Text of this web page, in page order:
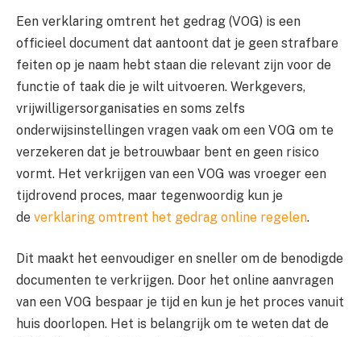
Een verklaring omtrent het gedrag (VOG) is een
officieel document dat aantoont dat je geen strafbare
feiten op je naam hebt staan die relevant zijn voor de
functie of taak die je wilt uitvoeren. Werkgevers,
vrijwilligersorganisaties en soms zelfs
onderwijsinstellingen vragen vaak om een VOG om te
verzekeren dat je betrouwbaar bent en geen risico
vormt. Het verkrijgen van een VOG was vroeger een
tijdrovend proces, maar tegenwoordig kun je
de verklaring omtrent het gedrag online regelen.
Dit maakt het eenvoudiger en sneller om de benodigde
documenten te verkrijgen. Door het online aanvragen
van een VOG bespaar je tijd en kun je het proces vanuit
huis doorlopen. Het is belangrijk om te weten dat de